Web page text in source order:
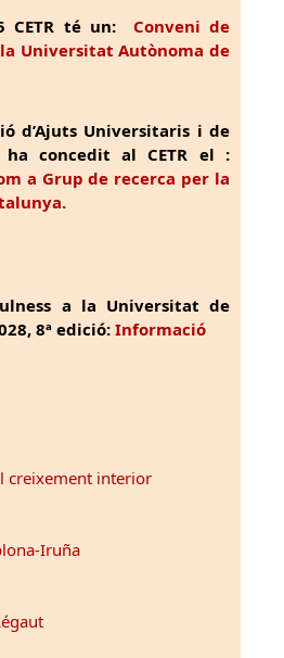
CETR té un: Conveni de
la Universitat Autònoma de
d’Ajuts Universitaris i de
ha concedit al CETR el :
a Grup de recerca per la
a la Universitat de
8ª edició: Informació
creixement interior
Iruña